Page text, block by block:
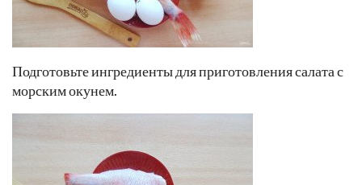
Подготовьте ингредиенты для приготовления салата с
морским окунем.